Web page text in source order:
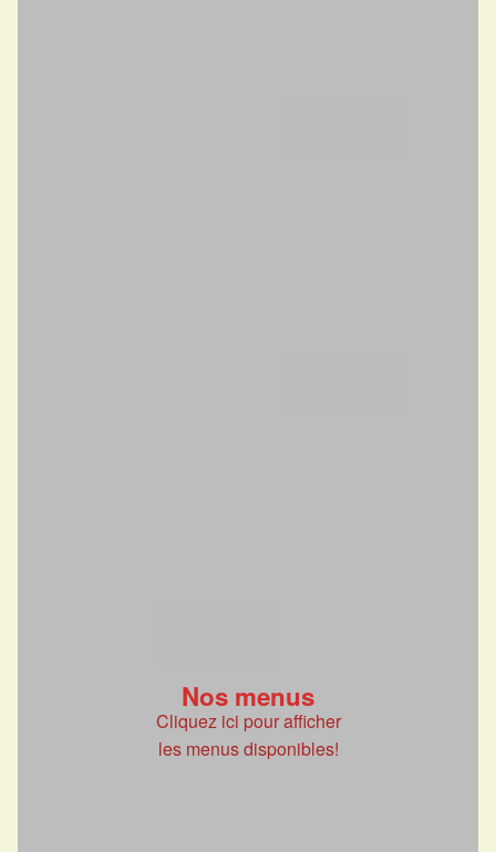
Nos menus
Cliquez ici pour afficher
les menus disponibles!